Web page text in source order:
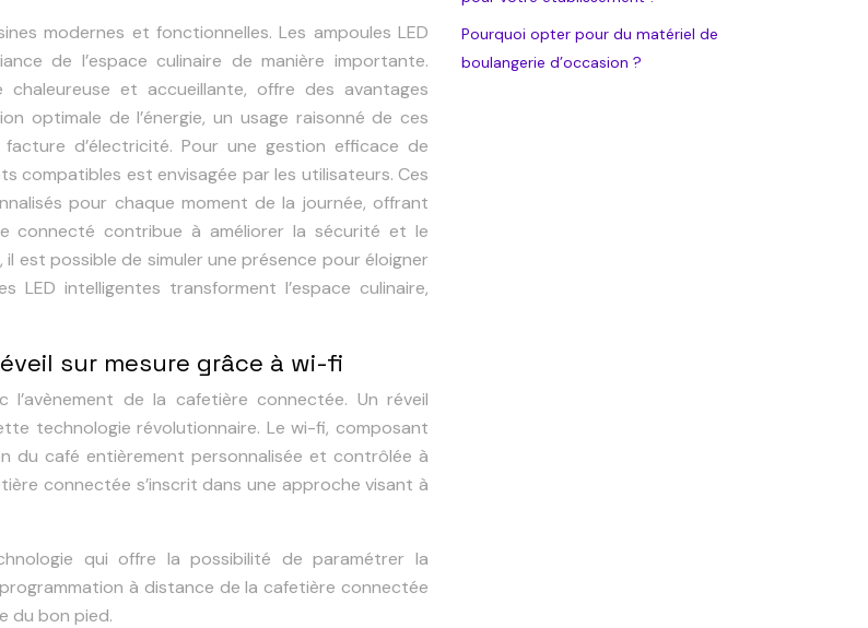
modernes et fonctionnelles. Les ampoules LED
de l’espace culinaire de manière importante.
et accueillante, offre des avantages
optimale de l’énergie, un usage raisonné de ces
d’électricité. Pour une gestion efficace de
compatibles est envisagée par les utilisateurs. Ces
pour chaque moment de la journée, offrant
connecté contribue à améliorer la sécurité et le
est possible de simuler une présence pour éloigner
LED intelligentes transforment l’espace culinaire,
sur mesure grâce à wi-fi
de la cafetière connectée. Un réveil
technologie révolutionnaire. Le wi-fi, composant
du café entièrement personnalisée et contrôlée à
connectée s’inscrit dans une approche visant à
qui offre la possibilité de paramétrer la
à distance de la cafetière connectée
du bon pied.
Pourquoi opter pour du matériel de
boulangerie d’occasion ?